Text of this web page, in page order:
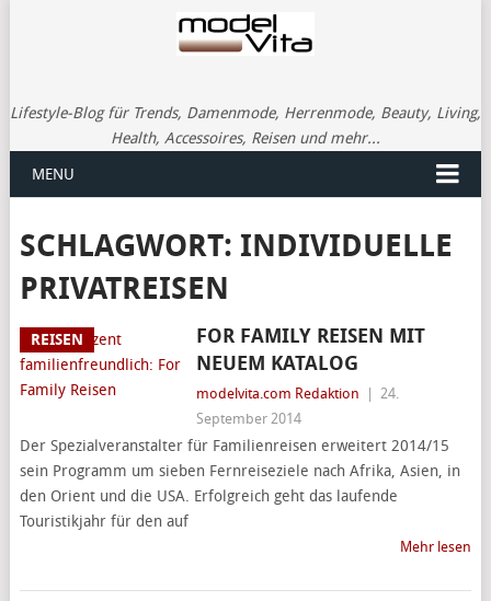
Lifestyle-Blog für Trends, Damenmode, Herrenmode, Beauty, Living,
Health, Accessoires, Reisen und mehr...
MENU
SCHLAGWORT: INDIVIDUELLE
PRIVATREISEN
REISEN
FOR FAMILY REISEN MIT
NEUEM KATALOG
modelvita.com Redaktion
24.
September 2014
Der Spezialveranstalter für Familienreisen erweitert 2014/15
sein Programm um sieben Fernreiseziele nach Afrika, Asien, in
den Orient und die USA. Erfolgreich geht das laufende
Touristikjahr für den auf
Mehr lesen